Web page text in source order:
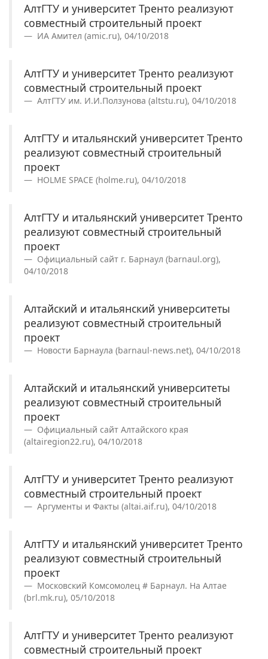
АлтГТУ и университет Тренто реализуют
совместный строительный проект
ИА Амител (amic.ru), 04/10/2018
АлтГТУ и университет Тренто реализуют
совместный строительный проект
АлтГТУ им. И.И.Ползунова (altstu.ru), 04/10/2018
АлтГТУ и итальянский университет Тренто
реализуют совместный строительный
проект
HOLME SPACE (holme.ru), 04/10/2018
АлтГТУ и итальянский университет Тренто
реализуют совместный строительный
проект
Официальный сайт г. Барнаул (barnaul.org),
04/10/2018
Алтайский и итальянский университеты
реализуют совместный строительный
проект
Новости Барнаула (barnaul-news.net), 04/10/2018
Алтайский и итальянский университеты
реализуют совместный строительный
проект
Официальный сайт Алтайского края
(altairegion22.ru), 04/10/2018
АлтГТУ и университет Тренто реализуют
совместный строительный проект
Аргументы и Факты (altai.aif.ru), 04/10/2018
АлтГТУ и итальянский университет Тренто
реализуют совместный строительный
проект
Московский Комсомолец # Барнаул. На Алтае
(brl.mk.ru), 05/10/2018
АлтГТУ и университет Тренто реализуют
совместный строительный проект